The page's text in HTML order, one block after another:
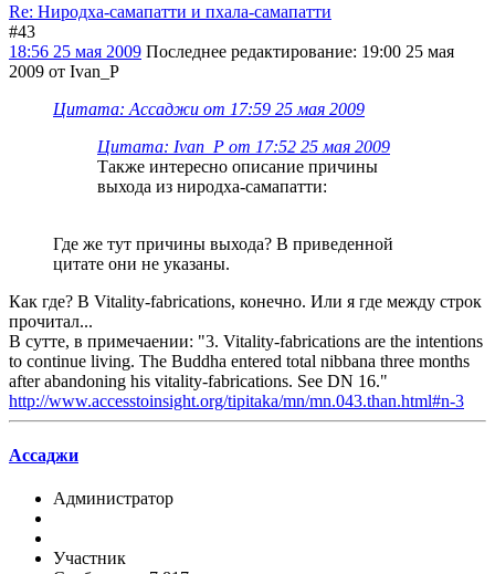
Re: Ниродха-самапатти и пхала-самапатти
#43
18:56 25 мая 2009 Последнее редактирование: 19:00 25 мая
2009 от Ivan_P
Цитата: Ассаджи от 17:59 25 мая 2009
Цитата: Ivan_P от 17:52 25 мая 2009
Также интересно описание причины
выхода из ниродха-самапатти:
Где же тут причины выхода? В приведенной
цитате они не указаны.
Как где? В Vitality-fabrications, конечно. Или я где между строк
прочитал...
В сутте, в примечаении: "3. Vitality-fabrications are the intentions
to continue living. The Buddha entered total nibbana three months
after abandoning his vitality-fabrications. See DN 16."
http://www.accesstoinsight.org/tipitaka/mn/mn.043.than.html#n-3
Ассаджи
Администратор
Участник